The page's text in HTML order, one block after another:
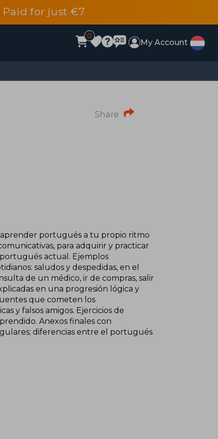
Paid for just €7
0
My Account
Share
aprender portugués a tu propio ritmo
para adquirir y practicar
actual. Ejemplos
saludos y despedidas, en el
de un médico, ir de compras, salir
en una progresión lógica y
que cometen los
y falsos amigos. Ejercicios de
Anexos finales con
diferencias entre el portugués